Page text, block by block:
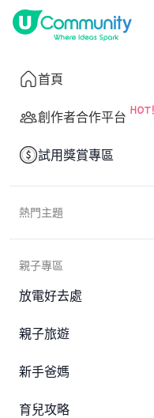
首頁
創作者合作平台
試用獎賞專區
熱門主題
親子專區
放電好去處
親子旅遊
新手爸媽
育兒攻略